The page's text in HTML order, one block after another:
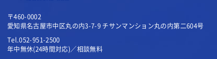
〒460-0002
愛知県名古屋市中区丸の内3-7-9 チサンマンション丸の内第二604号
Tel.052-951-2500
年中無休(24時間対応)／相談無料